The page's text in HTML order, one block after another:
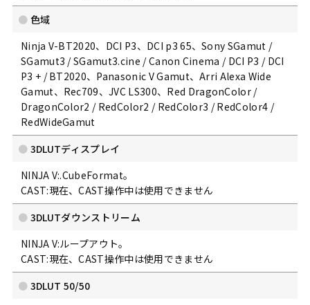
色域
Ninja V-BT2020、DCI P3、DCI p3 65、Sony SGamut /
SGamut3 / SGamut3.cine / Canon Cinema / DCI P3 / DCI
P3 + / BT2020、Panasonic V Gamut、Arri Alexa Wide
Gamut、Rec709、JVC LS300、Red DragonColor /
DragonColor2 / RedColor2 / RedColor3 / RedColor4 /
RedWideGamut
3DLUTディスプレイ
NINJA V:.CubeFormat。
CAST:現在、CAST操作中は使用できません
3DLUTダウンストリーム
NINJA V:ループアウト。
CAST:現在、CAST操作中は使用できません
3DLUT 50/50